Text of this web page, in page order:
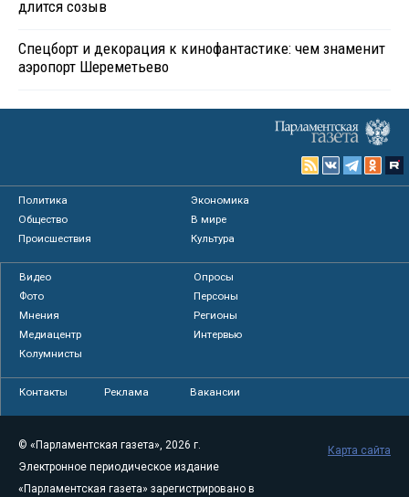
длится созыв
Спецборт и декорация к кинофантастике: чем знаменит
аэропорт Шереметьево
Политика
Экономика
Общество
В мире
Происшествия
Культура
Видео
Опросы
Фото
Персоны
Мнения
Регионы
Медиацентр
Интервью
Колумнисты
Контакты Реклама Вакансии
© «Парламентская газета», 2026 г.
Электронное периодическое издание
«Парламентская газета» зарегистрировано в
Карта сайта